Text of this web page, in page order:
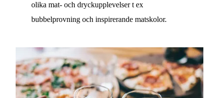
olika mat- och dryckupplevelser t ex
bubbelprovning och inspirerande matskolor.